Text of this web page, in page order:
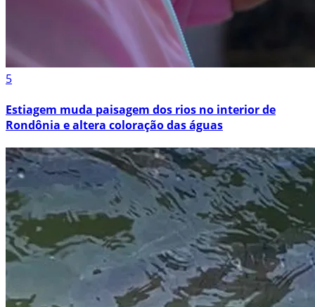
5
Estiagem muda paisagem dos rios no interior de
Rondônia e altera coloração das águas